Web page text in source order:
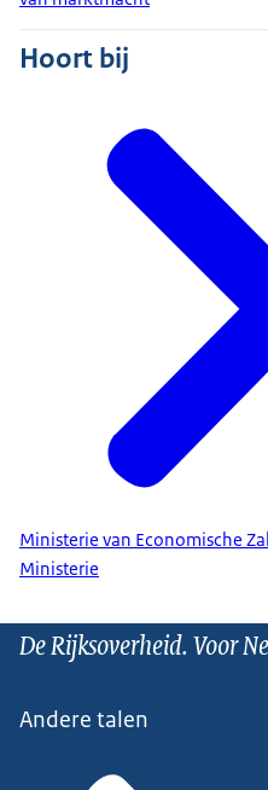
Hoort bij
Ministerie van Economische
Ministerie
De Rijksoverheid. Voor
Andere talen